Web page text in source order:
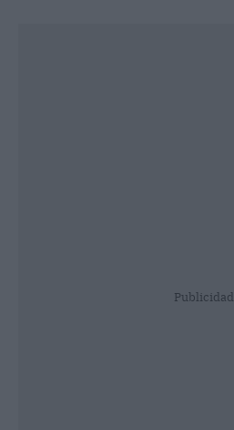
Publicidad